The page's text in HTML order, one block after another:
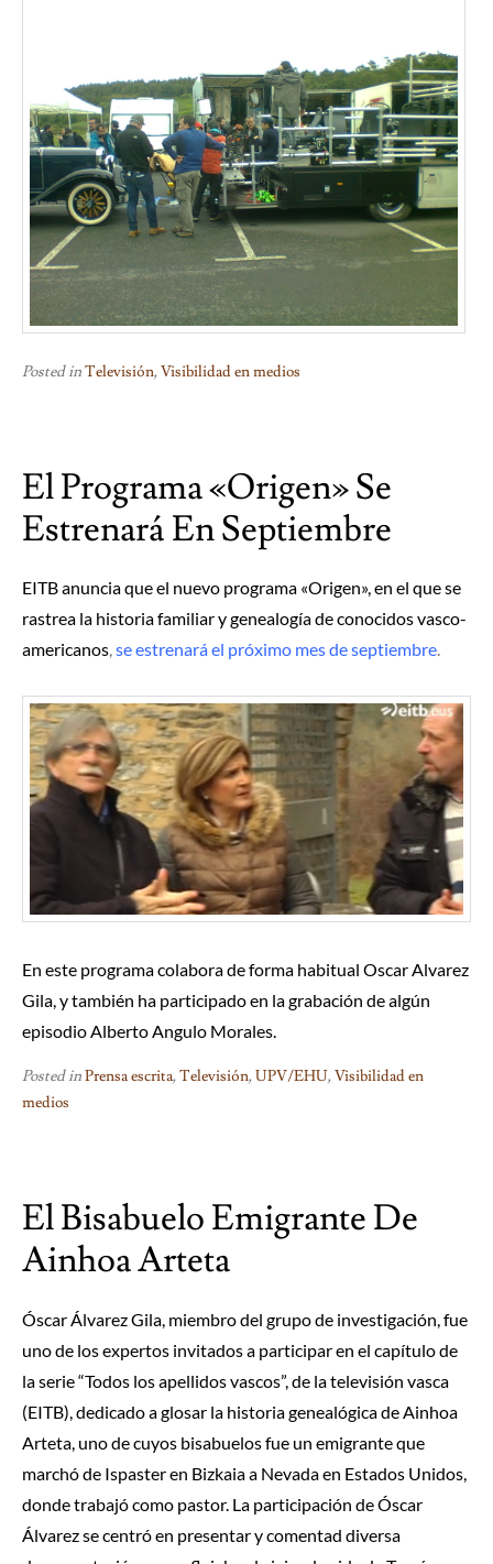
Posted inTelevisión,Visibilidad en medios
El Programa «Origen» Se
Estrenará En Septiembre
EITB anuncia que el nuevo programa «Origen», en el que se
rastrea la historia familiar y genealogía de conocidos vasco-
americanos,se estrenará el próximo mes de septiembre.
En este programa colabora de forma habitual Oscar Alvarez
Gila, y también ha participado en la grabación de algún
episodio Alberto Angulo Morales.
Posted inPrensa escrita,Televisión,UPV/EHU,Visibilidad en
medios
El Bisabuelo Emigrante De
Ainhoa Arteta
Óscar Álvarez Gila, miembro del grupo de investigación, fue
uno de los expertos invitados a participar en el capítulo de
la serie “Todos los apellidos vascos”, de la televisión vasca
(EITB), dedicado a glosar la historia genealógica de Ainhoa
Arteta, uno de cuyos bisabuelos fue un emigrante que
marchó de Ispaster en Bizkaia a Nevada en Estados Unidos,
donde trabajó como pastor. La participación de Óscar
Álvarez se centró en presentar y comentad diversa